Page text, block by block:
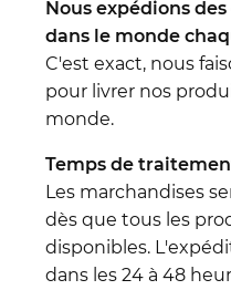
Nous expédions
dans le monde
C'est exact, nous
pour livrer nos
monde.
Temps de
Les marchandises
dès que tous les
disponibles.
dans les 24 à 48